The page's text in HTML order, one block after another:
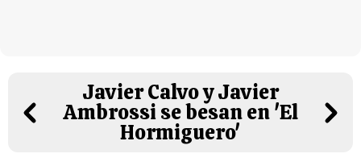
Javier Calvo y Javier
Ambrossi se besan en 'El
Hormiguero'